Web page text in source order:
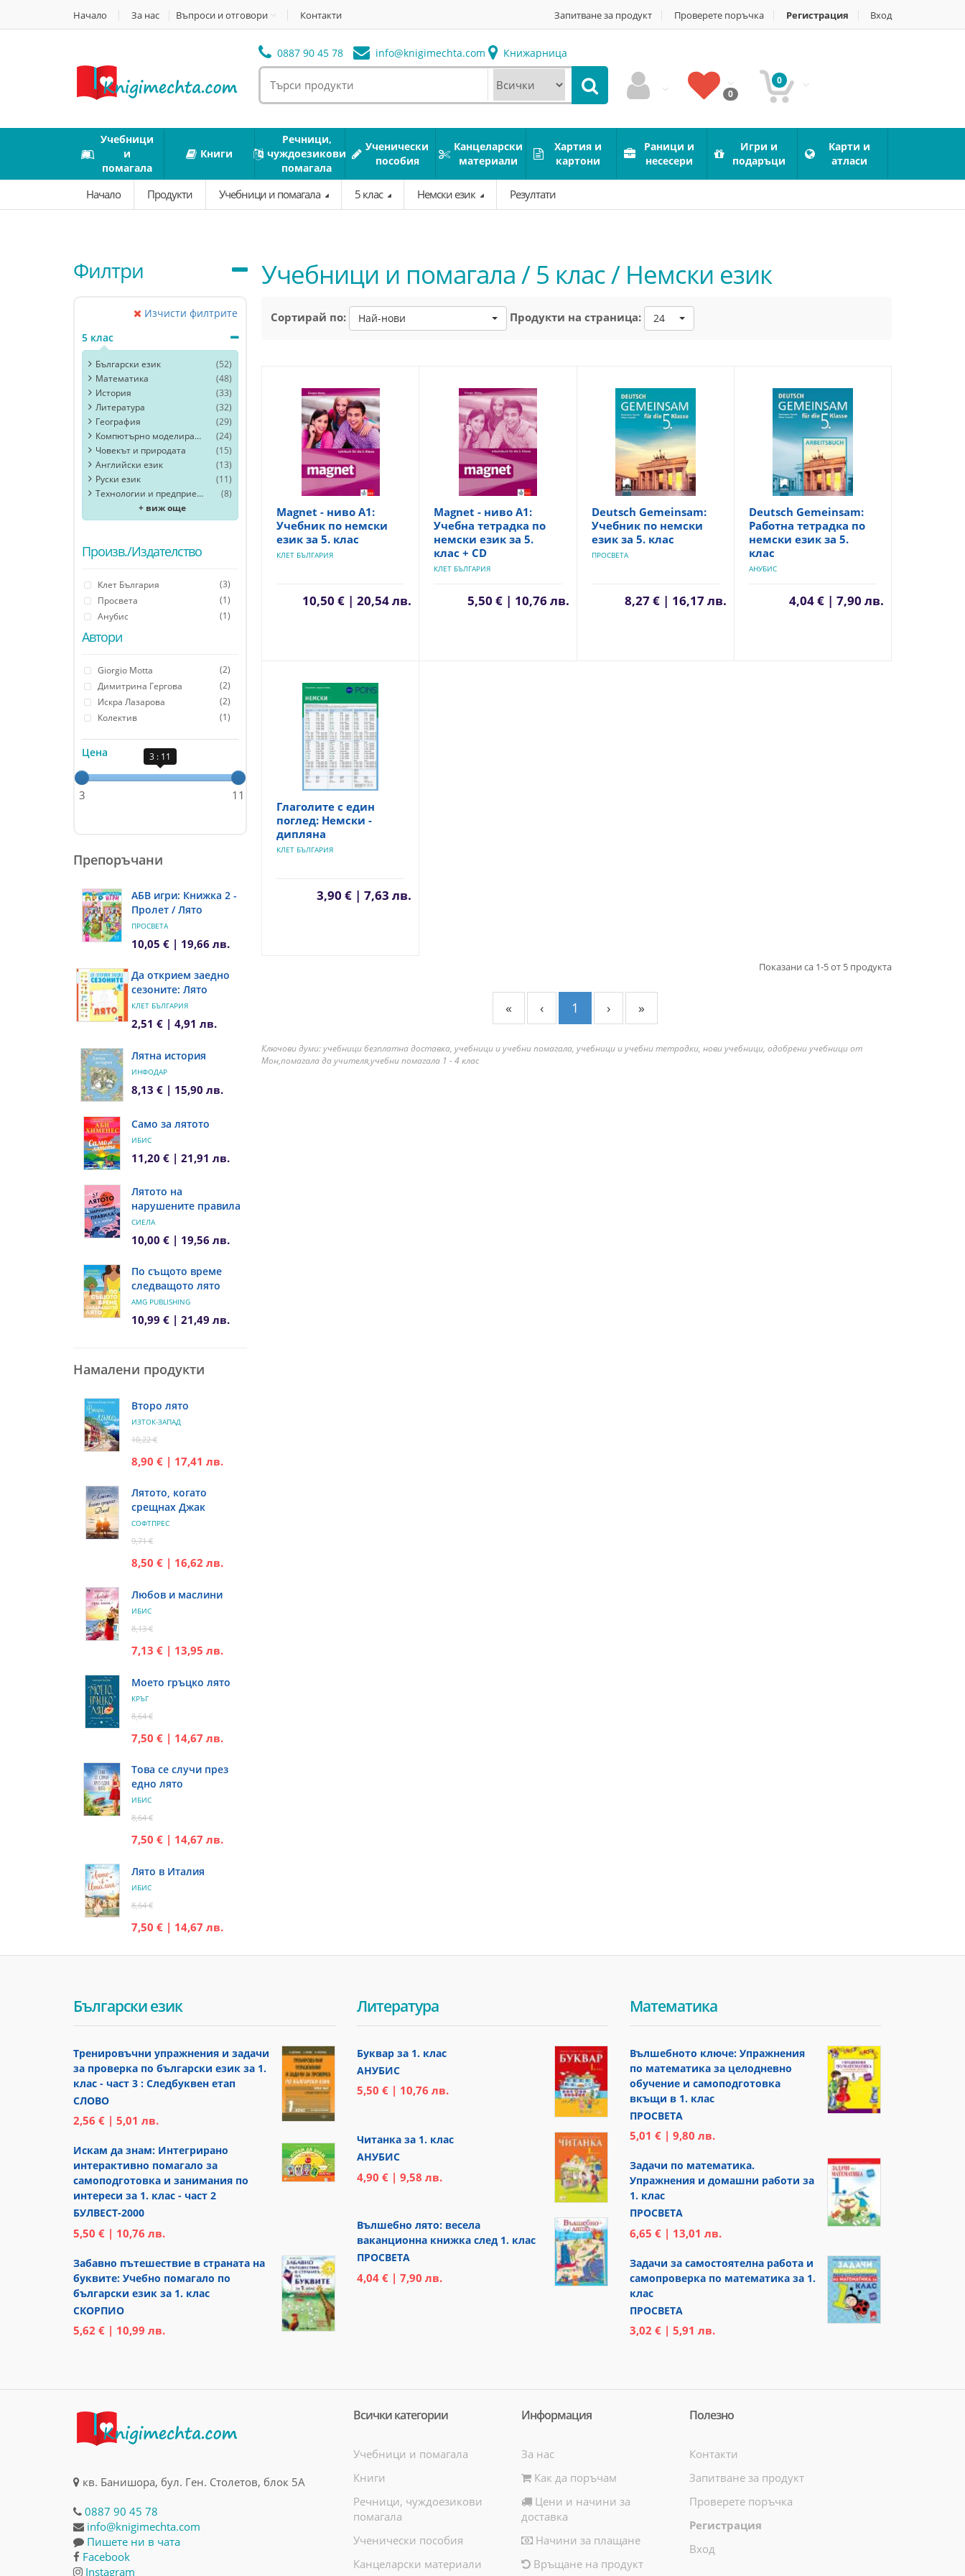
Начало За нас Въпроси и отговори Контакти Запитване за продукт Проверете поръчка Регистрация Вход
0887 90 45 78 info@knigimechta.com Книжарница
0
0
Учебници
и
помагала
Книги
Речници,
чуждоезикови
помагала
Ученически
пособия
Канцеларски
материали
Хартия и
картони
Раници и
несесери
Игри и
подаръци
Карти и
атласи
Начало Продукти Учебници и помагала 5 клас Немски език Резултати
Филтри
Изчисти филтрите
5 клас
Български език
(52)
Математика
(48)
История
(33)
Литература
(32)
География
(29)
Компютърно моделиране и информационни технологии
(24)
Човекът и природата
(15)
Английски език
(13)
Руски език
(11)
Технологии и предприемачество
(8)
+ виж още
Произв./Издателство
Клет България
(3)
Просвета
(1)
Анубис
(1)
Автори
Giorgio Motta
(2)
Димитрина Гергова
(2)
Искра Лазарова
(2)
Колектив
(1)
Цена 3 : 11
3 11
Препоръчани
АБВ игри: Книжка 2 -
Пролет / Лято
ПРОСВЕТА
10,05 € | 19,66 лв.
Да открием заедно
сезоните: Лято
КЛЕТ БЪЛГАРИЯ
2,51 € | 4,91 лв.
Лятна история
ИНФОДАР
8,13 € | 15,90 лв.
Само за лятото
ИБИС
11,20 € | 21,91 лв.
Лятото на
нарушените правила
СИЕЛА
10,00 € | 19,56 лв.
По същото време
следващото лято
AMG PUBLISHING
10,99 € | 21,49 лв.
Намалени продукти
Второ лято
ИЗТОК-ЗАПАД
10,22 €
8,90 € | 17,41 лв.
Лятото, когато
срещнах Джак
СОФТПРЕС
9,71 €
8,50 € | 16,62 лв.
Любов и маслини
ИБИС
8,13 €
7,13 € | 13,95 лв.
Моето гръцко лято
КРЪГ
8,64 €
7,50 € | 14,67 лв.
Това се случи през
едно лято
ИБИС
8,64 €
7,50 € | 14,67 лв.
Лято в Италия
ИБИС
8,64 €
7,50 € | 14,67 лв.
Учебници и помагала / 5 клас / Немски език
Сортирай по: Най-нови Продукти на страница: 24
Magnet - ниво A1:
Учебник по немски
език за 5. клас
КЛЕТ БЪЛГАРИЯ
10,50 € | 20,54 лв.
Magnet - ниво A1:
Учебна тетрадка по
немски език за 5.
клас + CD
КЛЕТ БЪЛГАРИЯ
5,50 € | 10,76 лв.
Deutsch Gemeinsam:
Учебник по немски
език за 5. клас
ПРОСВЕТА
8,27 € | 16,17 лв.
Deutsch Gemeinsam:
Работна тетрадка по
немски език за 5.
клас
АНУБИС
4,04 € | 7,90 лв.
Глаголите с един
поглед: Немски -
дипляна
КЛЕТ БЪЛГАРИЯ
3,90 € | 7,63 лв.
Показани са 1-5 от 5 продукта
« ‹ 1 › »
Ключови думи: учебници безплатна доставка, учебници и учебни помагала, учебници и учебни тетрадки, нови учебници, одобрени учебници от
Мон,помагала да учителя,учебни помагала 1 - 4 клас
Български език
Тренировъчни упражнения и задачи
за проверка по български език за 1.
клас - част 3 : Следбуквен етап
СЛОВО
2,56 € | 5,01 лв.
Искам да знам: Интегрирано
интерактивно помагало за
самоподготовка и занимания по
интереси за 1. клас - част 2
БУЛВЕСТ-2000
5,50 € | 10,76 лв.
Забавно пътешествие в страната на
буквите: Учебно помагало по
български език за 1. клас
СКОРПИО
5,62 € | 10,99 лв.
Литература
Буквар за 1. клас
АНУБИС
5,50 € | 10,76 лв.
Читанка за 1. клас
АНУБИС
4,90 € | 9,58 лв.
Вълшебно лято: весела
ваканционна книжка след 1. клас
ПРОСВЕТА
4,04 € | 7,90 лв.
Математика
Вълшебното ключе: Упражнения
по математика за целодневно
обучение и самоподготовка
вкъщи в 1. клас
ПРОСВЕТА
5,01 € | 9,80 лв.
Задачи по математика.
Упражнения и домашни работи за
1. клас
ПРОСВЕТА
6,65 € | 13,01 лв.
Задачи за самостоятелна работа и
самопроверка по математика за 1.
клас
ПРОСВЕТА
3,02 € | 5,91 лв.
кв. Банишора, бул. Ген. Столетов, блок 5А
0887 90 45 78
info@knigimechta.com
Пишете ни в чата
Facebook
Instagram
Всички категории
Учебници и помагала
Книги
Речници, чуждоезикови
помагала
Ученически пособия
Канцеларски материали
Информация
За нас
Как да поръчам
Цени и начини за
доставка
Начини за плащане
Връщане на продукт
Полезно
Контакти
Запитване за продукт
Проверете поръчка
Регистрация
Вход